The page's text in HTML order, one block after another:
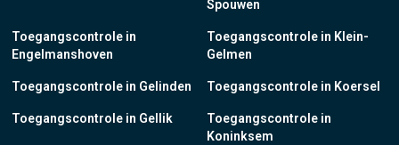
Toegangscontrole in
Engelmanshoven
Toegangscontrole in Gelinden
Toegangscontrole in Gellik
Spouwen
Toegangscontrole in Klein-
Gelmen
Toegangscontrole in Koersel
Toegangscontrole in
Koninksem